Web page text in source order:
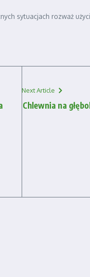
sytuacjach rozważ
Next Article
Chlewnia na